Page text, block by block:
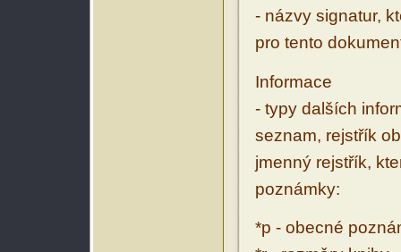
- názvy signatur,
pro tento
Informace
- typy dalších
seznam, rejstřík
jmenný rejstřík,
poznámky:
*p - obecné